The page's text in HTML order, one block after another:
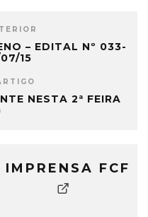
– EDITAL Nº 033-
15
NESTA 2ª FEIRA
IMPRENSA FCF